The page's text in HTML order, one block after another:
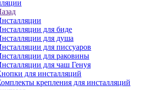
для биде
для душа
для писсуаров
для раковины
для чаш Генуя
для инсталляций
крепления для инсталляций